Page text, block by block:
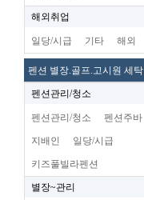
해외취업
일당/시급 기타 해외
펜션 별장.골프.고시원 세탁
펜션관리/청소
펜션관리/청소 펜션주바
지배인 일당/시급
키즈풀빌라펜션
별장~관리